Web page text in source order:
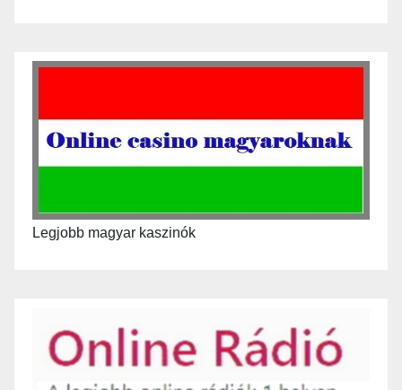
Legjobb magyar kaszinók